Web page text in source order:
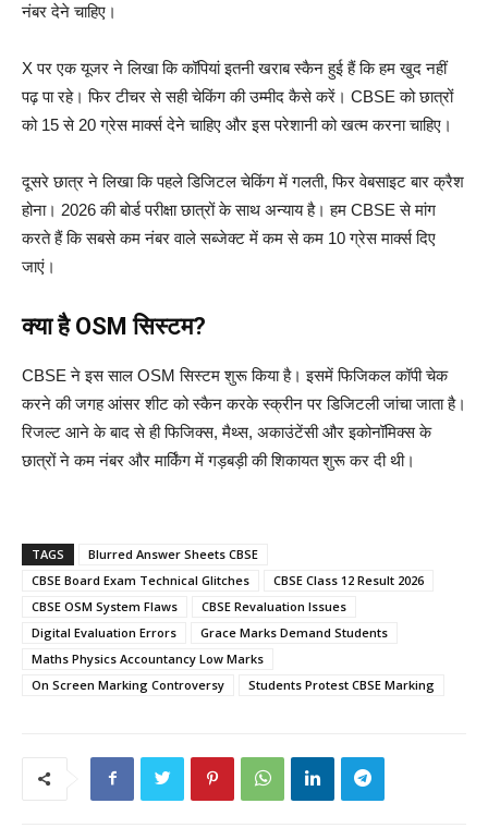
नंबर देने चाहिए।
X पर एक यूजर ने लिखा कि कॉपियां इतनी खराब स्कैन हुई हैं कि हम खुद नहीं
पढ़ पा रहे। फिर टीचर से सही चेकिंग की उम्मीद कैसे करें। CBSE को छात्रों
को 15 से 20 ग्रेस मार्क्स देने चाहिए और इस परेशानी को खत्म करना चाहिए।
दूसरे छात्र ने लिखा कि पहले डिजिटल चेकिंग में गलती, फिर वेबसाइट बार क्रैश
होना। 2026 की बोर्ड परीक्षा छात्रों के साथ अन्याय है। हम CBSE से मांग
करते हैं कि सबसे कम नंबर वाले सब्जेक्ट में कम से कम 10 ग्रेस मार्क्स दिए
जाएं।
क्या है OSM सिस्टम?
CBSE ने इस साल OSM सिस्टम शुरू किया है। इसमें फिजिकल कॉपी चेक
करने की जगह आंसर शीट को स्कैन करके स्क्रीन पर डिजिटली जांचा जाता है।
रिजल्ट आने के बाद से ही फिजिक्स, मैथ्स, अकाउंटेंसी और इकोनॉमिक्स के
छात्रों ने कम नंबर और मार्किंग में गड़बड़ी की शिकायत शुरू कर दी थी।
TAGS
Blurred Answer Sheets CBSE
CBSE Board Exam Technical Glitches
CBSE Class 12 Result 2026
CBSE OSM System Flaws
CBSE Revaluation Issues
Digital Evaluation Errors
Grace Marks Demand Students
Maths Physics Accountancy Low Marks
On Screen Marking Controversy
Students Protest CBSE Marking